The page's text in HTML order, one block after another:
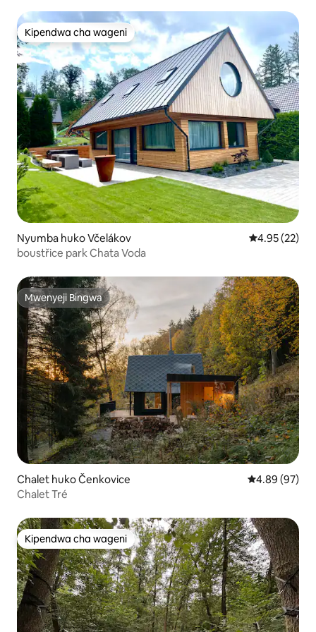
Kipendwa cha wageni
Kipendwa cha wageni
Nyumba huko Včelákov Ukadiriaji wa
4.95 (22)
boustřice park Chata Voda
Mwenyeji Bingwa
Mwenyeji Bingwa
Chalet huko Čenkovice Ukadiriaji wa
4.89 (97)
Chalet Tré
Kipendwa cha wageni
Kipendwa cha wageni